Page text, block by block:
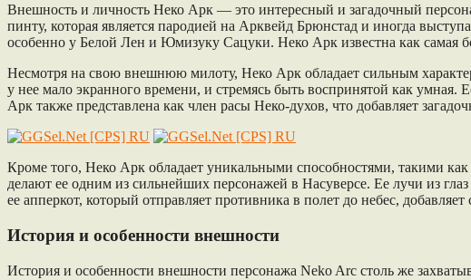
Внешность и личность Неко Арк — это интересный и загадочный
пинту, которая является пародией на Арквейд Брюнстад и иногда
особенно у Белой Лен и Юмизуку Сацуки. Неко Арк известна как самая
Несмотря на свою внешнюю милоту, Неко Арк обладает сильным
у нее мало экранного времени, и стремясь быть воспринятой как умная.
Арк также представлена как член расы Неко-духов, что добавляет
Кроме того, Неко Арк обладает уникальными способностями, такими
делают ее одним из сильнейших персонажей в Насуверсе. Ее лучи из
ее апперкот, который отправляет противника в полет до небес,
История и особенности внешности
История и особенности внешности персонажа Neko Arc столь же